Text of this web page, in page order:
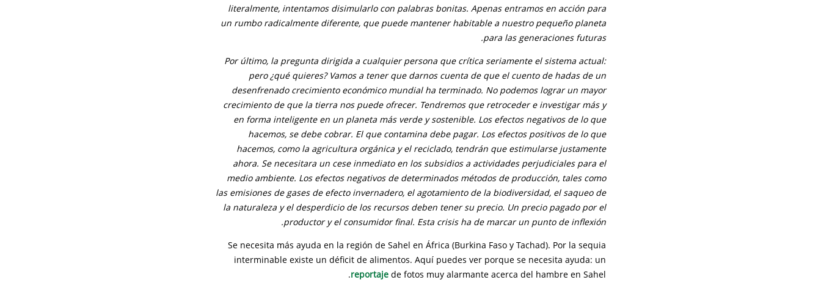
literalmente, intentamos disimularlo con palabras bonitas. Apenas entramos en acción para
un rumbo radicalmente diferente, que puede mantener habitable a nuestro pequeño planeta
para las generaciones futuras.
Por último, la pregunta dirigida a cualquier persona que crítica seriamente el sistema actual:
pero ¿qué quieres? Vamos a tener que darnos cuenta de que el cuento de hadas de un
desenfrenado crecimiento económico mundial ha terminado. No podemos lograr un mayor
crecimiento de que la tierra nos puede ofrecer. Tendremos que retroceder e investigar más y
en forma inteligente en un planeta más verde y sostenible. Los efectos negativos de lo que
hacemos, se debe cobrar. El que contamina debe pagar. Los efectos positivos de lo que
hacemos, como la agricultura orgánica y el reciclado, tendrán que estimularse justamente
ahora. Se necesitara un cese inmediato en los subsidios a actividades perjudiciales para el
medio ambiente. Los efectos negativos de determinados métodos de producción, tales como
las emisiones de gases de efecto invernadero, el agotamiento de la biodiversidad, el saqueo de
la naturaleza y el desperdicio de los recursos deben tener su precio. Un precio pagado por el
productor y el consumidor final. Esta crisis ha de marcar un punto de inflexión.
Se necesita más ayuda en la región de Sahel en África (Burkina Faso y Tachad). Por la sequia
interminable existe un déficit de alimentos. Aquí puedes ver porque se necesita ayuda: un
reportaje de fotos muy alarmante acerca del hambre en Sahel.